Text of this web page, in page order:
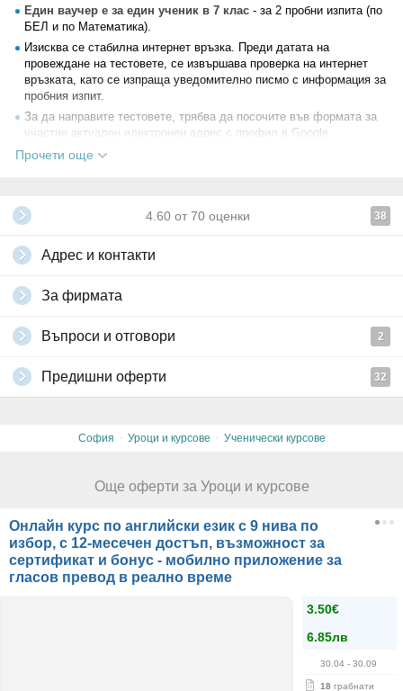
транспорт. В резултат, всички - и деца, и възрастни, се стресират
излишно.
Математическо школо ЕООД и електронна платформа Академийка
ви предлагат комплект от два онлайн пробни изпити - по
математика и БЕЛ. Двата изпита могат да се решават от всяко
мобилно устройство (компютър, лаптоп, таблет, смартфон и др),
което е привлекателно за младежите и удобно за родителите. За
да участвате, трябва да посочите електронен адрес, на който ние
да изпрати формуляра чрез натискане на бутон "Изпрати".
математика и БЕЛ на кандидат-гимназистите!
Един ваучер е за един ученик в 7 клас - за 2 пробни изпита (по
БЕЛ и по Математика).
Изисква се стабилна интернет връзка. Преди датата на
провеждане на тестовете, се извършава проверка на интернет
връзката, като се изпраща уведомително писмо с информация за
пробния изпит.
За да направите тестовете, трябва да посочите във формата за
участие актуален електронен адрес с профил в Google.
Изпитът по Български език и литература съдържа 26 задачи: 18
150 минути.
множествен избор с 4 възможни отговори; 5 задачи с кратък
решаване на изпита е 150 минути.
Всички подробности за това какви точки носи всяка задача и как
да се изпрати решението, ще бъдат дадени във формата, която
ще получи решаващият теста.
тест по електронна поща, ще получите проверения тест с оценка
и препоръки, както и отговори на задачите.
посочените електронни адреси:
- за Български език: office@akademiyka.com;
Всички другиглобални условия на Grabo.bg
Прочети още
4.60 от 70 оценки 38
Адрес и контакти
За фирмата
Въпроси и отговори 2
Предишни оферти 32
София · Уроци и курсове · Ученически курсове
Още оферти за Уроци и курсове
Онлайн курс по английски език с 9 нива по
избор, с 12-месечен достъп, възможност за
сертификат и бонус - мобилно приложение за
гласов превод в реално време
3.50€
6.85лв
30.04 - 30.09
18 грабнати